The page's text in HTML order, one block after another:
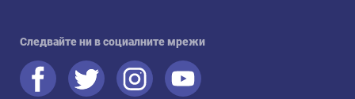
Следвайте ни в социалните мрежи